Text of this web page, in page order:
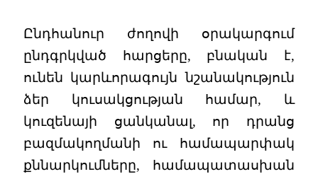
Ընդհանուր ժողովի օրակարգում
ընդգրկված հարցերը, բնական է,
ունեն կարևորագույն նշանակություն
ձեր կուսակցության համար, և
կուզենայի ցանկանալ, որ դրանց
բազմակողմանի ու համապարփակ
քննարկումները, համապատասխան